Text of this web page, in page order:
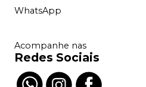
WhatsApp
Acompanhe nas
Redes Sociais